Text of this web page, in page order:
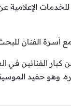
الإعلامية
أسرة الفنان
كبار الفنانين
وهو حفيد